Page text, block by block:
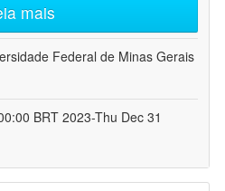
mais
Federal de Minas Gerais
BRT 2023-Thu Dec 31